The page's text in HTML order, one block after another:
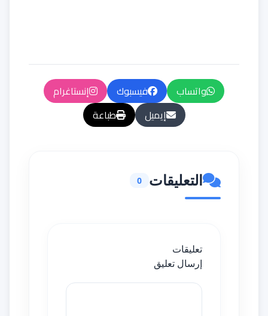
واتساب فيسبوك
إنستاغرام
إيميل
طباعة
التعليقات 0
تعليقات
إرسال تعليق